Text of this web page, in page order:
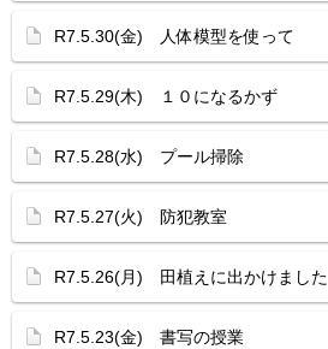
R7.5.30(金) 人体模型を使って
R7.5.29(木) １０になるかず
R7.5.28(水) プール掃除
R7.5.27(火) 防犯教室
R7.5.26(月) 田植えに出かけました
R7.5.23(金) 書写の授業